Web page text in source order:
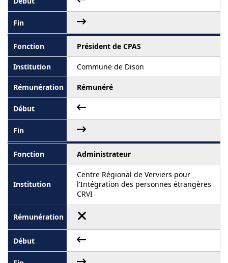
Président de CPAS
Commune de Dison
Rémunéré
Administrateur
Centre Régional de Verviers pour
l'Intégration des personnes étrangères
CRVI